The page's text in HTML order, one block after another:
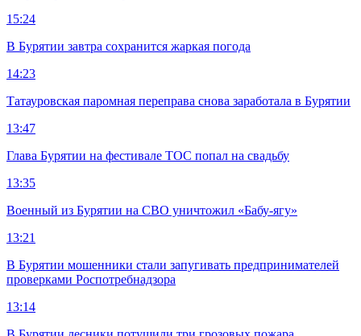
15:24
В Бурятии завтра сохранится жаркая погода
14:23
Татауровская паромная переправа снова заработала в Бурятии
13:47
Глава Бурятии на фестивале ТОС попал на свадьбу
13:35
Военный из Бурятии на СВО уничтожил «Бабу-ягу»
13:21
В Бурятии мошенники стали запугивать предпринимателей
проверками Роспотребнадзора
13:14